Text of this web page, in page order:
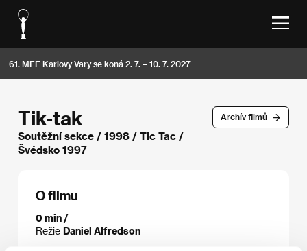
61. MFF Karlovy Vary se koná 2. 7. – 10. 7. 2027
Archív filmů
Tik-tak
Soutěžní sekce / 1998 / Tic Tac /
Švédsko 1997
O filmu
0 min /
Režie Daniel Alfredson